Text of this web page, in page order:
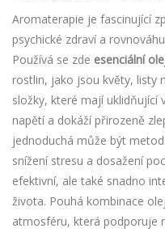
Aromaterapie je fascinující
psychické zdraví a
Používá se zde esenciální
rostlin, jako jsou květy, listy
složky, které mají
napětí a dokáží přirozeně
jednoduchá může být
snížení stresu a dosažení
efektivní, ale také snadno
života. Pouhá kombinace
atmosféru, která podporuje